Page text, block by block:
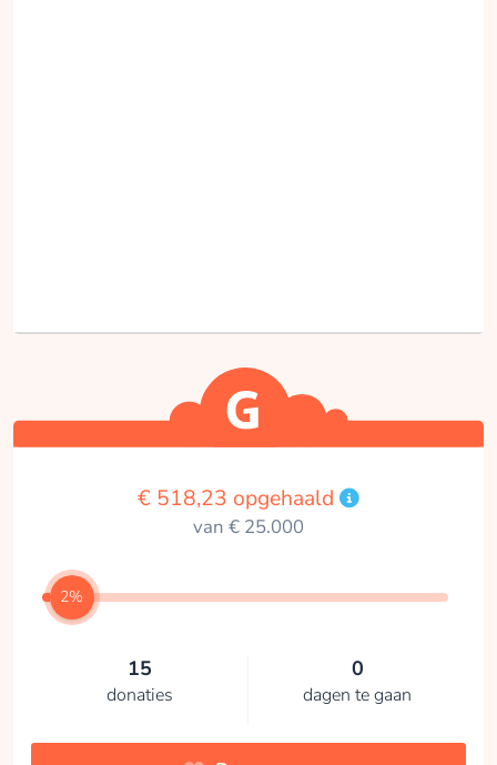
€ 518,23 opgehaald
van € 25.000
2%
15
donaties
0
dagen te gaan